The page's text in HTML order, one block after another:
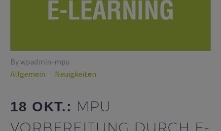
By wpadmin-mpu
Allgemein
Neuigkeiten
18 OKT.: MPU
VORBEREITUNG DURCH E-